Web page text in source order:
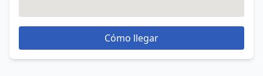
Cómo llegar